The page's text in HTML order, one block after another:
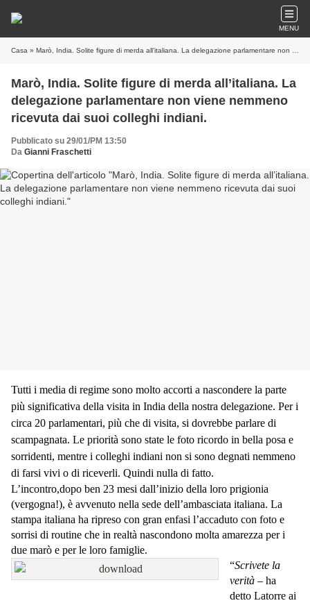
MENU
Casa » Marò, India. Solite figure di merda all’italiana. La delegazione parlamentare non viene nemmeno ricevuta dai suoi colleghi indiani.
Marò, India. Solite figure di merda all’italiana. La
delegazione parlamentare non viene nemmeno
ricevuta dai suoi colleghi indiani.
Pubblicato su 29/01/PM 13:50
Da Gianni Fraschetti
Tutti i media di regime sono molto accorti a nascondere la parte
più significativa della visita in India della nostra delegazione. Per i
circa 20 parlamentari, più che di visita, si dovrebbe parlare di
scampagnata. Le priorità sono state le foto ricordo in bella posa e
sorridenti, mentre i colleghi indiani non si sono degnati nemmeno
di farsi vivi o di riceverli. Quindi nulla di fatto.
L’incontro,dopo ben 23 mesi dall’inizio della loro prigionia
(vergogna!), è avvenuto nella sede dell’ambasciata italiana. La
stampa italiana ha ripreso con gran enfasi l’accaduto con foto e
sorrisi di routine che in realtà nascondono molta amarezza per i
due marò e per le loro famiglie.
“Scrivete la
verità – ha
detto Latorre ai